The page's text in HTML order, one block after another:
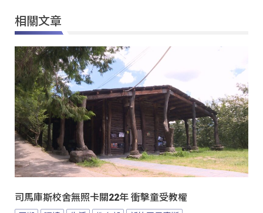
相關文章
司馬庫斯校舍無照卡關22年 衝擊童受教權